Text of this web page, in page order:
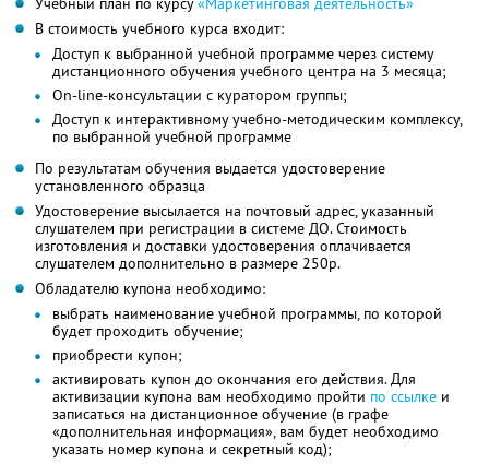
В стоимость учебного курса входит:
Доступ к выбранной учебной программе через систему
дистанционного обучения учебного центра на 3 месяца;
Оn-line-консультации с куратором группы;
Доступ к интерактивному учебно-методическим комплексу,
по выбранной учебной программе
По результатам обучения выдается удостоверение
установленного образца
Удостоверение высылается на почтовый адрес, указанный
слушателем при регистрации в системе ДО. Стоимость
изготовления и доставки удостоверения оплачивается
слушателем дополнительно в размере 250р.
Обладателю купона необходимо:
выбрать наименование учебной программы, по которой
будет проходить обучение;
приобрести купон;
активировать купон до окончания его действия. Для
активизации купона вам необходимо пройти по ссылке и
записаться на дистанционное обучение (в графе
«дополнительная информация», вам будет необходимо
указать номер купона и секретный код);